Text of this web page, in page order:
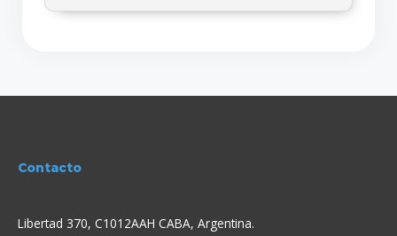
Contacto
Libertad 370, C1012AAH CABA, Argentina.